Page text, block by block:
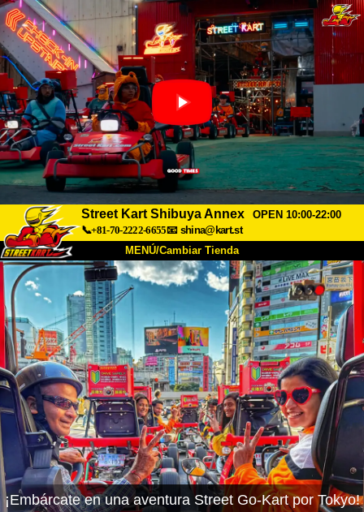
Street Kart Shibuya Annex
OPEN 10:00-22:00
📞+81-70-2222-6655📧 shina@kart.st
MENÚ/Cambiar Tienda
INICIO
Acerca de Especificaciones Precios
Acceso Testimonios Preguntas Frecuentes
Empresa Reservas
Cambiar Tienda
Tokyo Shinagawa Tokyo Akihabara#1
Tokyo Akihabara#2 Tokyo Shibuya
Tokyo Shibuya Annex Tokyo Bay
Tokyo Asakusa Osaka
¡Embárcate en una aventura Street Go-Kart por Tokyo!